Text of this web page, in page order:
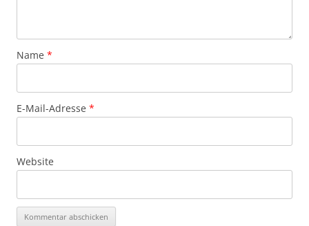
Name *
E-Mail-Adresse *
Website